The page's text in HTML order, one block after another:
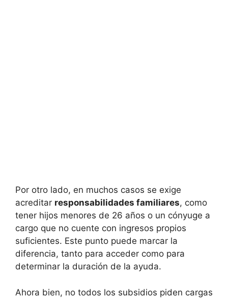
Por otro lado, en muchos casos se exige
acreditar responsabilidades familiares, como
tener hijos menores de 26 años o un cónyuge a
cargo que no cuente con ingresos propios
suficientes. Este punto puede marcar la
diferencia, tanto para acceder como para
determinar la duración de la ayuda.
Ahora bien, no todos los subsidios piden cargas